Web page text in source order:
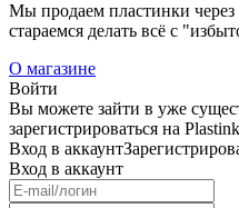
Мы продаем пластинки через
стараемся делать всё с
О магазине
Войти
Вы можете зайти в уже
зарегистрироваться на
Вход в аккаунт
Вход в аккаунт